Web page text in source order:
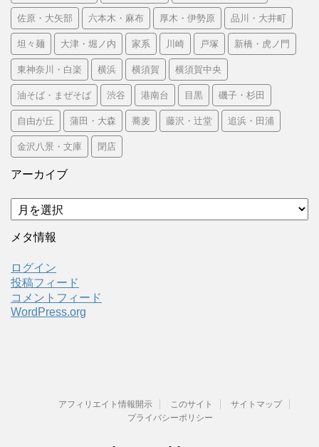
佐原・大矢部 六本木・麻布 厚木・伊勢原 品川・大井町
坦々麺 大津・堀ノ内 家系 川崎 戸塚 新橋・虎ノ門
東神奈川・白楽 横浜 横須賀 横須賀中央
油そば・まぜそば 渋谷 港南台 目黒 磯子・杉田
自由が丘 蒲田・大森 蕎麦 藤沢・辻堂 追浜・田浦
金沢八景・文庫 閉店
アーカイブ
ア
ー
カ
ブ
メタ情報
ログイン
投稿フィード
コメントフィード
WordPress.org
アフィリエイト情報開示 このサイト
サイトマップ
プライバシーポリシー